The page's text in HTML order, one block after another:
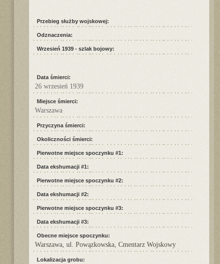
Przebieg służby wojskowej:
Odznaczenia:
Wrzesień 1939 - szlak bojowy:
Data śmierci:
26 wrzesień 1939
Miejsce śmierci:
Warszawa
Przyczyna śmierci:
Okoliczności śmierci:
Pierwotne miejsce spoczynku #1:
Data ekshumacji #1:
Pierwotne miejsce spoczynku #2:
Data ekshumacji #2:
Pierwotne miejsce spoczynku #3:
Data ekshumacji #3:
Obecne miejsce spoczynku:
Warszawa, ul. Powązkowska, Cmentarz Wojskowy
Lokalizacja grobu: